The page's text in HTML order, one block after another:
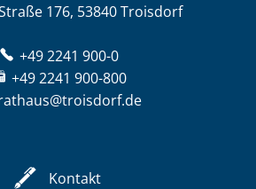
176, 53840 Troisdorf
+49 2241 900-0
+49 2241 900-800
Kontakt